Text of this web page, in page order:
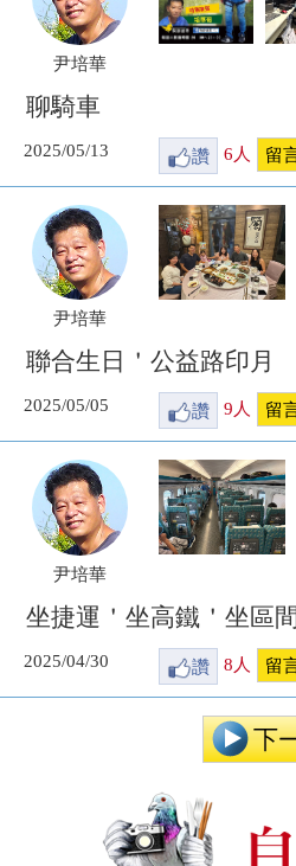
尹培華
聊騎車
2025/05/13 讚 6 人 留
尹培華
聯合生日＇公益路印月
2025/05/05 讚 9 人 留
尹培華
坐捷運＇坐高鐵＇坐區
2025/04/30 讚 8 人 留